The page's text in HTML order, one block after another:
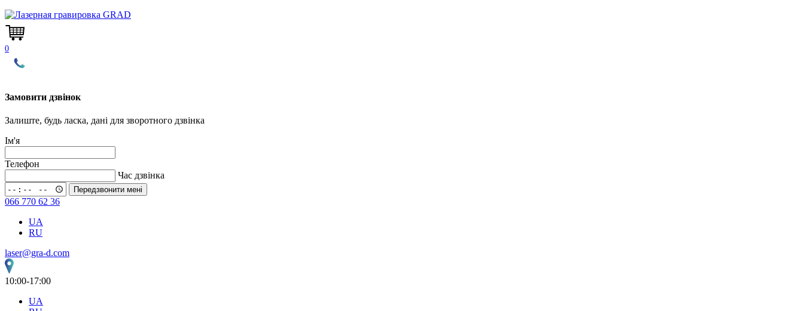
0
Замовити дзвінок
Залиште, будь ласка, дані для зворотного дзвінка
Ім'я
Телефон
Час дзвінка
Передзвонити мені
066 770 62 36
UA
RU
laser@gra-d.com
10:00-17:00
UA